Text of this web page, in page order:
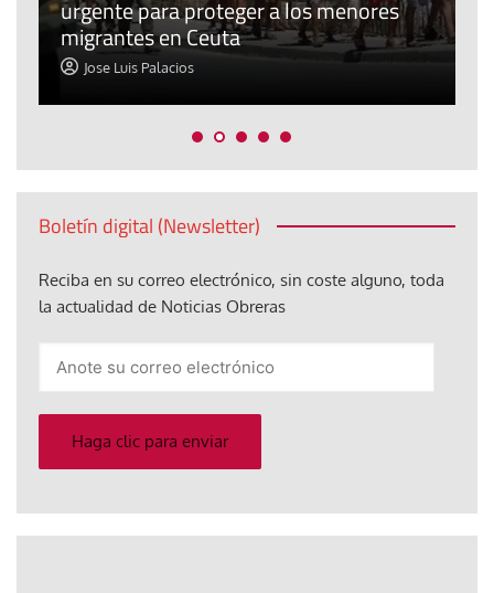
urgente para proteger a los menores
migrantes en Ceuta
Jose Luis Palacios
Boletín digital (Newsletter)
Reciba en su correo electrónico, sin coste alguno, toda
la actualidad de Noticias Obreras
electrónico
Haga clic para enviar